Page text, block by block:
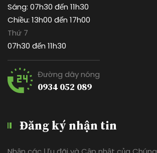
Sáng: 07h30 đến 11h30
Chiều: 13h00 đến 17h00
Thứ 7
07h30 đến 11h30
Đường dây nóng
0934 052 089
Đăng ký nhận tin